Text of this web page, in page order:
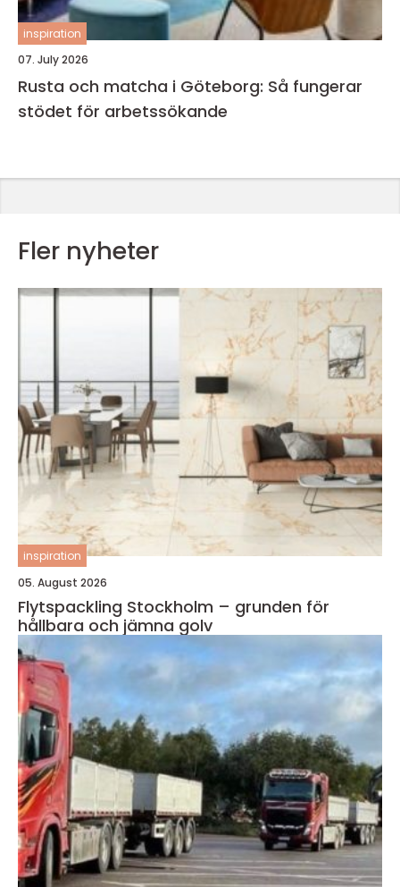
inspiration
07. July 2026
Rusta och matcha i Göteborg: Så fungerar
stödet för arbetssökande
Fler nyheter
inspiration
05. August 2026
Flytspackling Stockholm – grunden för
hållbara och jämna golv